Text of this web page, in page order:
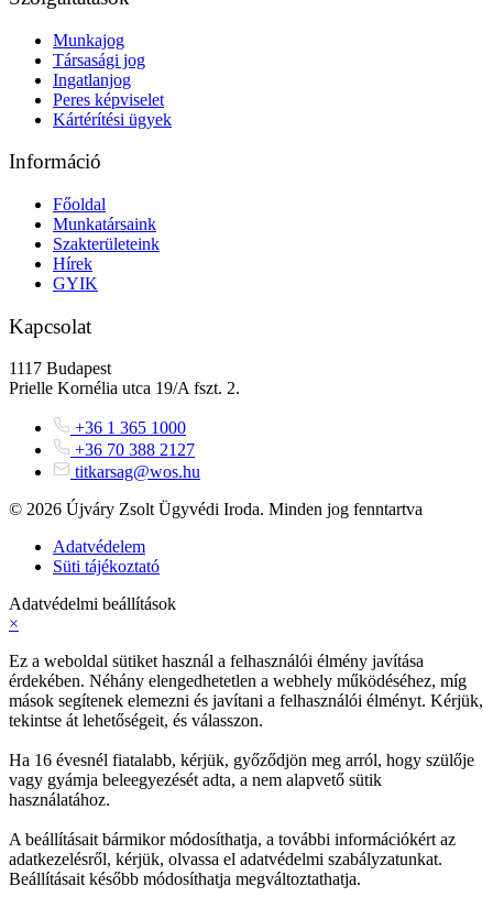
Munkajog
Társasági jog
Ingatlanjog
Peres képviselet
Kártérítési ügyek
Információ
Főoldal
Munkatársaink
Szakterületeink
Hírek
GYIK
Kapcsolat
1117 Budapest
Prielle Kornélia utca 19/A fszt. 2.
+36 1 365 1000
+36 70 388 2127
titkarsag@wos.hu
© 2026 Újváry Zsolt Ügyvédi Iroda. Minden jog fenntartva
Adatvédelem
Süti tájékoztató
Adatvédelmi beállítások
×
Ez a weboldal sütiket használ a felhasználói élmény javítása
érdekében. Néhány elengedhetetlen a webhely működéséhez, míg
mások segítenek elemezni és javítani a felhasználói élményt. Kérjük,
tekintse át lehetőségeit, és válasszon.
Ha 16 évesnél fiatalabb, kérjük, győződjön meg arról, hogy szülője
vagy gyámja beleegyezését adta, a nem alapvető sütik
használatához.
A beállításait bármikor módosíthatja, a további információkért az
adatkezelésről, kérjük, olvassa el adatvédelmi szabályzatunkat.
Beállításait később módosíthatja megváltoztathatja.